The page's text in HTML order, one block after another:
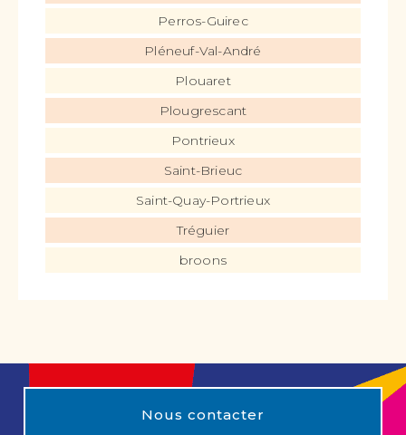
Perros-Guirec
Pléneuf-Val-André
Plouaret
Plougrescant
Pontrieux
Saint-Brieuc
Saint-Quay-Portrieux
Tréguier
broons
Nous contacter